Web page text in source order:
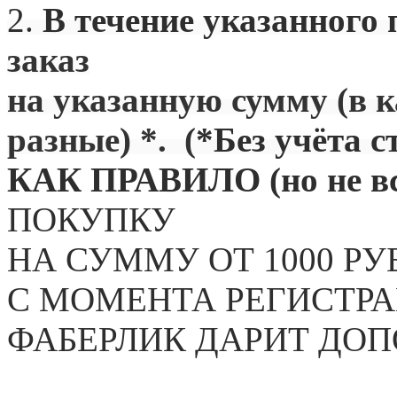
2. В течение указанного
заказ
на указанную сумму (в
разные) *. (*Без учёта
КАК ПРАВИЛО (но не
ПОКУПКУ
НА СУММУ ОТ 1000
С МОМЕНТА
ФАБЕРЛИК ДАРИТ